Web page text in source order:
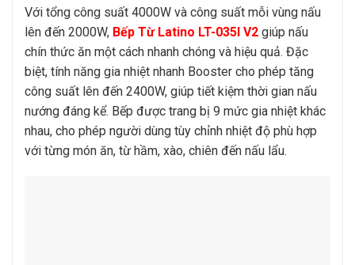
Với tổng công suất 4000W và công suất mỗi vùng nấu
lên đến 2000W, Bếp Từ Latino LT-035I V2 giúp nấu
chín thức ăn một cách nhanh chóng và hiệu quả. Đặc
biệt, tính năng gia nhiệt nhanh Booster cho phép tăng
công suất lên đến 2400W, giúp tiết kiệm thời gian nấu
nướng đáng kể. Bếp được trang bị 9 mức gia nhiệt khác
nhau, cho phép người dùng tùy chỉnh nhiệt độ phù hợp
với từng món ăn, từ hầm, xào, chiên đến nấu lẩu.